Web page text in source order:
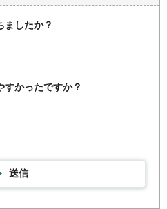
ましたか？
すかったですか？
送信